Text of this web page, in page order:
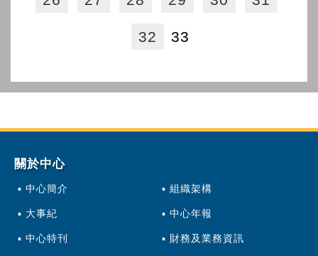
32 33
關於中心
中心簡介 組織架構
大事紀 中心年報
中心特刊 財務及業務資訊